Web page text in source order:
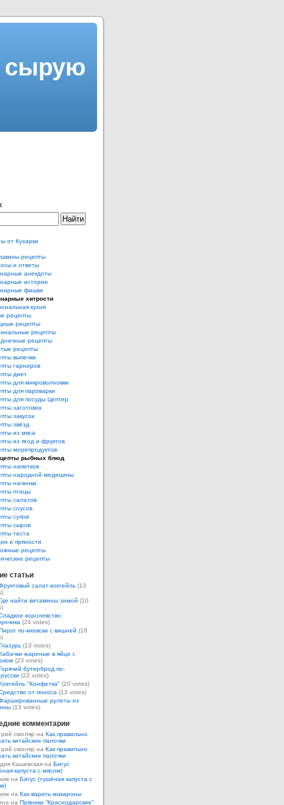
сырую
от Кухарки
рецепты
и ответы
анекдоты
истории
фишки
хитрости
кухня
рецепты
рецепты
рецепты
рецепты
рецепты
выпечки
гарниров
диет
для микроволновки
для пароварки
для посуды Цептер
заготовок
закусок
звёзд
из мяса
из ягод и фруктов
морепродуктов
рыбных блюд
напитков
народной медицины
начинки
птицы
салатов
соусов
супов
сыров
теста
и пряности
рецепты
рецепты
статьи
салат-коктейль (13
найти витамины зимой (10
королевство
(24 votes)
по-киевски с вишней (18
(13 votes)
жареные в яйце с
(23 votes)
бутерброд по-
(22 votes)
"Конфетка" (20 votes)
от поноса (13 votes)
рулеты из
(13 votes)
комментарии
смоляр на Как правильно
китайские палочки
смоляр на Как правильно
китайские палочки
Кашевская на Бигус
капуста с мясом)
на Бигус (тушёная капуста с
на Как варить макароны
на Пряники “Краснодарские”